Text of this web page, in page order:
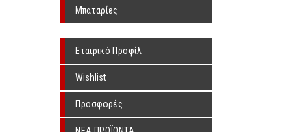
Υπερήχων Χωρίς Λιπαντικό
Μπαταρίες
Εταιρικό Προφίλ
Wishlist
Προσφορές